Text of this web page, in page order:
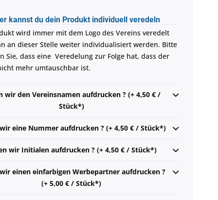
kannst du dein Produkt individuell veredeln
wird immer mit dem Logo des Vereins veredelt
an dieser Stelle weiter individualisiert werden. Bitte
Sie, dass eine Veredelung zur Folge hat, dass der
mehr umtauschbar ist.
wir den Vereinsnamen aufdrucken ? (+ 4,50 € /
Stück*)
eine Nummer aufdrucken ? (+ 4,50 € / Stück*)
wir Initialen aufdrucken ? (+ 4,50 € / Stück*)
einen einfarbigen Werbepartner aufdrucken ?
(+ 5,00 € / Stück*)